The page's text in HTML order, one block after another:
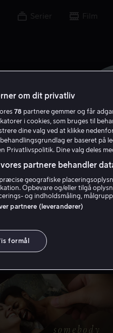
Serier Film
om dit privatliv
78 partnere gemmer og får
i cookies, som bruges til
dine valg ved at klikke
behandlingsgrundlag er baseret på
Privatlivspolitik. Dine valg deles
partnere behandler
geografiske
Opbevare og/eller tilgå
og indholdsmåling,
partnere (leverandører)
formål